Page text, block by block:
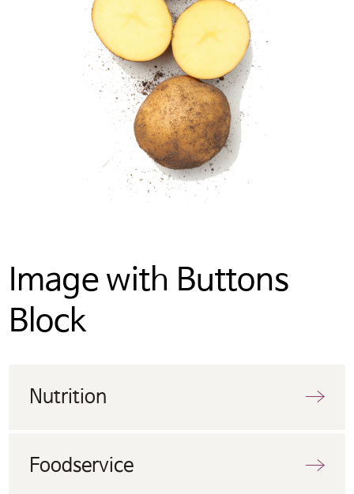
Image with Buttons
Block
Nutrition
Foodservice